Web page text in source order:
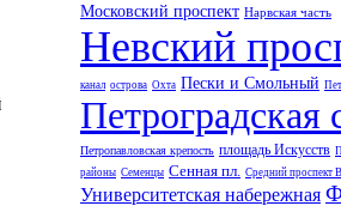
Московский проспект Нарвская часть
Невский
канал острова Охта Пески и Смольный
Петроградская
Петропавловская крепость площадь Искусств
районы Семенцы Сенная пл. Средний проспект
Университетская набережная